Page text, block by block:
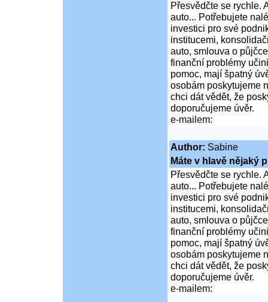
Přesvědčte se rychle.
auto... Potřebujete
investici pro své
institucemi,
auto, smlouva o
finanční problémy
pomoc, mají špatný
osobám poskytujeme
chci dát vědět, že
doporučujeme úvěr.
e-mailem:
Author: Sabine
Máte v hlavě nějaký
Přesvědčte se rychle.
auto... Potřebujete
investici pro své
institucemi,
auto, smlouva o
finanční problémy
pomoc, mají špatný
osobám poskytujeme
chci dát vědět, že
doporučujeme úvěr.
e-mailem: